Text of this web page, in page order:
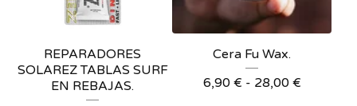
REPARADORES
SOLAREZ TABLAS SURF
EN REBAJAS.
Cera Fu Wax.
6,90 € - 28,00 €